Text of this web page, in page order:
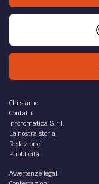
Chi siamo
Contatti
Inforomatica S.r.l.
La nostra storia
Redazione
Pubblicità
Avvertenze legali